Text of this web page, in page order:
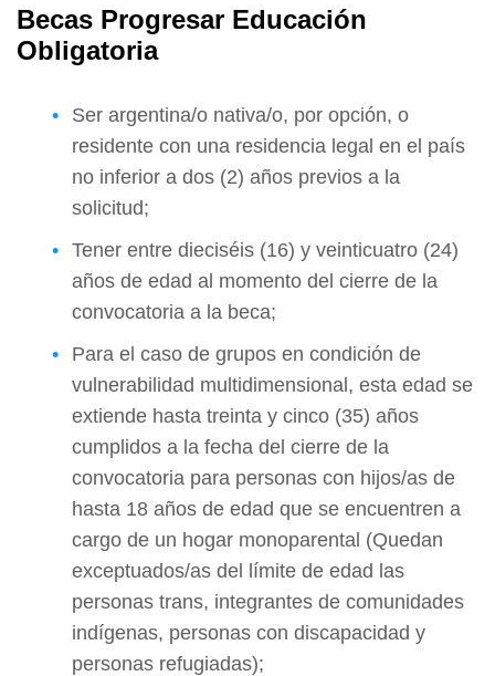
Becas Progresar Educación
Obligatoria
Ser argentina/o nativa/o, por opción, o
residente con una residencia legal en el país
no inferior a dos (2) años previos a la
solicitud;
Tener entre dieciséis (16) y veinticuatro (24)
años de edad al momento del cierre de la
convocatoria a la beca;
Para el caso de grupos en condición de
vulnerabilidad multidimensional, esta edad se
extiende hasta treinta y cinco (35) años
cumplidos a la fecha del cierre de la
convocatoria para personas con hijos/as de
hasta 18 años de edad que se encuentren a
cargo de un hogar monoparental (Quedan
exceptuados/as del límite de edad las
personas trans, integrantes de comunidades
indígenas, personas con discapacidad y
personas refugiadas);